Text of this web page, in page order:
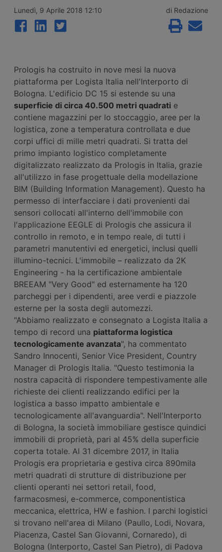
Lunedì, 9 Aprile 2018 12:10 di Redazione
Prologis ha costruito in nove mesi la nuova
piattaforma per Logista Italia nell'Interporto di
Bologna. L'edificio DC 15 si estende su una
superficie di circa 40.500 metri quadrati e
contiene magazzini per lo stoccaggio, aree per la
logistica, zone a temperatura controllata e due
corpi uffici di mille metri quadrati. Si tratta del
primo impianto logistico completamente
digitalizzato realizzato da Prologis in Italia, grazie
all'utilizzo in fase progettuale della modellazione
BIM (Building Information Management). Questo ha
permesso di interfacciare i dati provenienti dai
sensori collocati all'interno dell'immobile con
l'applicazione EEGLE di Prologis che assicura il
controllo in remoto, e in tempo reale, di tutti i
parametri manutentivi ed energetici, inclusi quelli
illumino-tecnici. L'immobile – realizzato da 2K
Engineering - ha la certificazione ambientale
BREEAM "Very Good" ed esternamente ha 120
parcheggi per i dipendenti, aree verdi e piazzole
esterne per la sosta degli automezzi.
"Abbiamo realizzato e consegnato a Logista Italia a
tempo di record una piattaforma logistica
tecnologicamente avanzata", ha commentato
Sandro Innocenti, Senior Vice President, Country
Manager di Prologis Italia. "Questo testimonia la
nostra capacità di rispondere tempestivamente alle
richieste dei clienti realizzando edifici per la
logistica a basso impatto ambientale e
tecnologicamente all'avanguardia". Nell'Interporto
di Bologna, la società immobiliare gestisce quindici
immobili di proprietà, pari al 45% della superficie
coperta totale. Al 31 dicembre 2017, in Italia
Prologis era proprietaria e gestiva circa 890mila
metri quadrati di strutture di distribuzione per
clienti operanti nei settori retail, food,
farmacosmesi, e-commerce, componentistica
meccanica, elettrica, HW e fashion. I parchi logistici
si trovano nell'area di Milano (Paullo, Lodi, Novara,
Piacenza, Castel San Giovanni, Cornaredo), di
Bologna (Interporto, Castel San Pietro), di Padova